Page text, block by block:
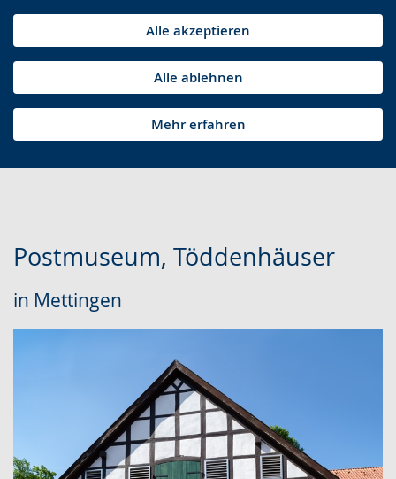
Alle akzeptieren
Alle ablehnen
Mehr erfahren
Postmuseum, Töddenhäuser
in Mettingen